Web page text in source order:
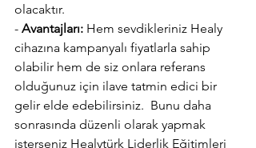
olacaktır.
- Avantajları: Hem sevdikleriniz Healy
cihazına kampanyalı fiyatlarla sahip
olabilir hem de siz onlara referans
olduğunuz için ilave tatmin edici bir
gelir elde edebilirsiniz.  Bunu daha
sonrasında düzenli olarak yapmak
isterseniz Healytürk Liderlik Eğitimleri